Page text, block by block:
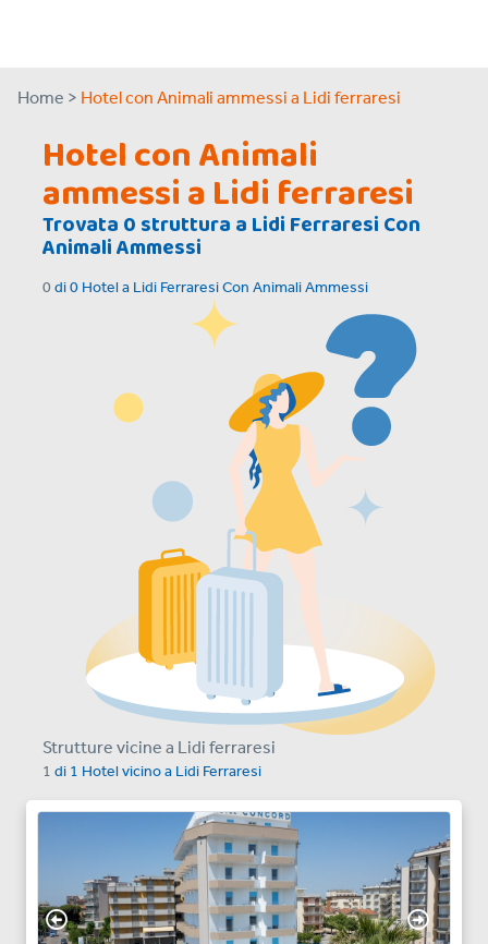
Home > Hotel con Animali ammessi a Lidi ferraresi
Hotel con Animali
ammessi a Lidi ferraresi
Trovata0struttura aLidi Ferraresi Con
Animali Ammessi
0 di0 Hotel a Lidi Ferraresi Con Animali Ammessi
Strutture vicine a Lidi ferraresi
1 di 1 Hotel vicino a Lidi Ferraresi